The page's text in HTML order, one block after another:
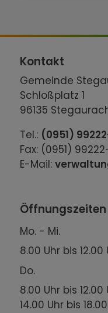
Kontakt
Gemeinde
Schloßplatz 1
96135
Tel.: (0951)
Fax: (0951)
E-Mail:
Öffnungszeiten
Mo. - Mi.
8.00 Uhr bis 12.00
Do.
8.00 Uhr bis 12.00
14.00 Uhr bis